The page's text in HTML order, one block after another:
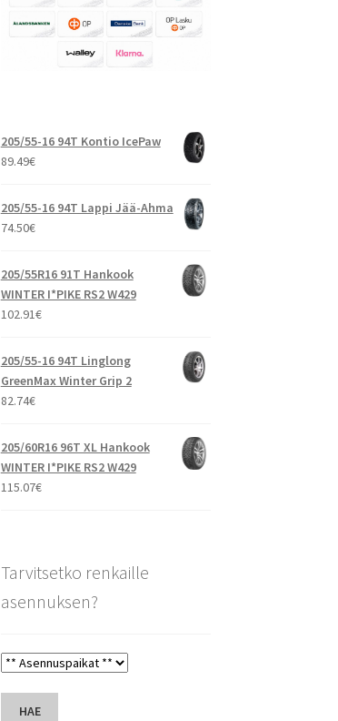
205/55-16 94T Kontio IcePaw
89.49€
205/55-16 94T Lappi Jää-Ahma
74.50€
205/55R16 91T Hankook
WINTER I*PIKE RS2 W429
102.91€
205/55-16 94T Linglong
GreenMax Winter Grip 2
82.74€
205/60R16 96T XL Hankook
WINTER I*PIKE RS2 W429
115.07€
Tarvitsetko renkaille
asennuksen?
HAE